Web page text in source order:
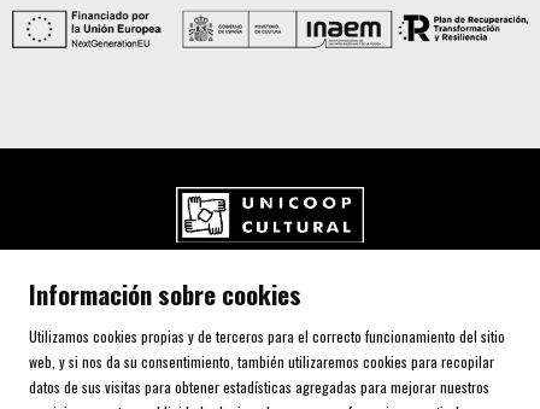
Carrer de l'Aurora, 80 (Plaça de Cal Font)
Telf. 93 805 00 75
Información sobre cookies
Utilizamos cookies propias y de terceros para el correcto funcionamiento del sitio
web, y si nos da su consentimiento, también utilizaremos cookies para recopilar
datos de sus visitas para obtener estadísticas agregadas para mejorar nuestros